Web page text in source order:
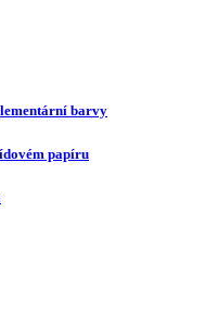
barvy
papíru